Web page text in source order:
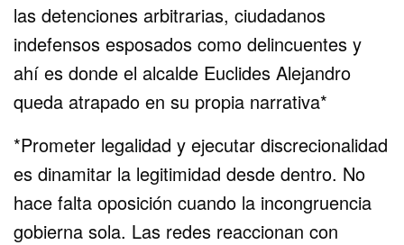
las detenciones arbitrarias, ciudadanos
indefensos esposados como delincuentes y
ahí es donde el alcalde Euclides Alejandro
queda atrapado en su propia narrativa*
*Prometer legalidad y ejecutar discrecionalidad
es dinamitar la legitimidad desde dentro. No
hace falta oposición cuando la incongruencia
gobierna sola. Las redes reaccionan con